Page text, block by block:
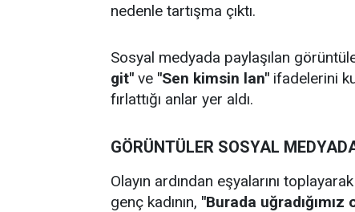
nedenle tartışma çıktı.
Sosyal medyada paylaşılan
git" ve "Sen kimsin lan" ifadelerini
fırlattığı anlar yer aldı.
GÖRÜNTÜLER SOSYAL
Olayın ardından eşyalarını
genç kadının, "Burada